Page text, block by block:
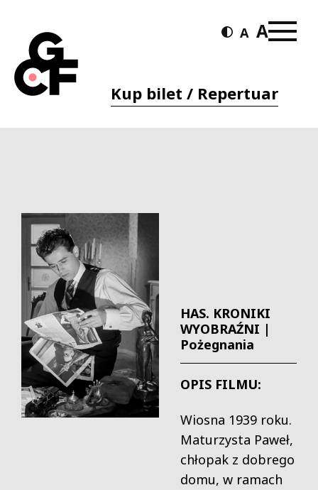
Kup bilet / Repertuar
HAS. KRONIKI
WYOBRAŹNI |
Pożegnania
OPIS FILMU:
Wiosna 1939 roku.
Maturzysta Paweł,
chłopak z dobrego
domu, w ramach